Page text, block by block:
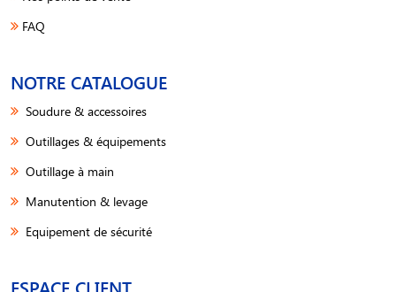
FAQ
NOTRE CATALOGUE
Soudure & accessoires
Outillages & équipements
Outillage à main
Manutention & levage
Equipement de sécurité
ESPACE CLIENT